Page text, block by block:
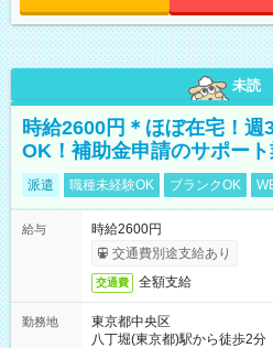
未読
時給2600円＊ほぼ在宅！週
OK！補助金申請のサポー
派遣 職種未経験OK ブランクOK
給与
時給2600円
交通費別途支給あり
交通費 全額支給
勤務地
東京都中央区
八丁堀(東京都)駅から徒歩2分